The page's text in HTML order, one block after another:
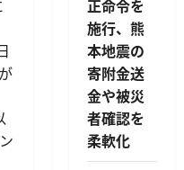
正命令を
施行、熊
本地震の
寄附金送
金や被災
者確認を
柔軟化